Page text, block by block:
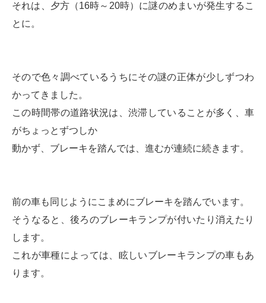
それは、夕方（16時～20時）に謎のめまいが発生するこ
とに。
そので色々調べているうちにその謎の正体が少しずつわ
かってきました。
この時間帯の道路状況は、渋滞していることが多く、車
がちょっとずつしか
動かず、ブレーキを踏んでは、進むが連続に続きます。
前の車も同じようにこまめにブレーキを踏んでいます。
そうなると、後ろのブレーキランプが付いたり消えたり
します。
これが車種によっては、眩しいブレーキランプの車もあ
ります。